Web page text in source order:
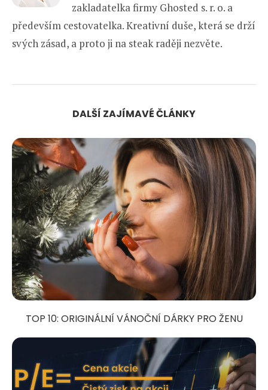
zakladatelka firmy Ghosted s. r. o. a
především cestovatelka. Kreativní duše, která se drží
svých zásad, a proto ji na steak raději nezvěte.
DALŠÍ ZAJÍMAVÉ ČLÁNKY
TOP 10: ORIGINÁLNÍ VÁNOČNÍ DÁRKY PRO ŽENU